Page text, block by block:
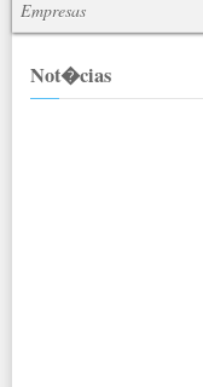
Empresas
Not�cias